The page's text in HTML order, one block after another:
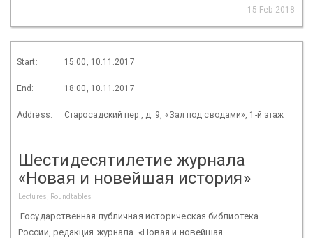
15 Feb 2018
Start: 15:00, 10.11.2017
End: 18:00, 10.11.2017
Address: Старосадский пер., д. 9, «Зал под сводами», 1-й этаж
Шестидесятилетие журнала
«Новая и новейшая история»
Lectures, Roundtables
Государственная публичная историческая библиотека
России, редакция журнала «Новая и новейшая